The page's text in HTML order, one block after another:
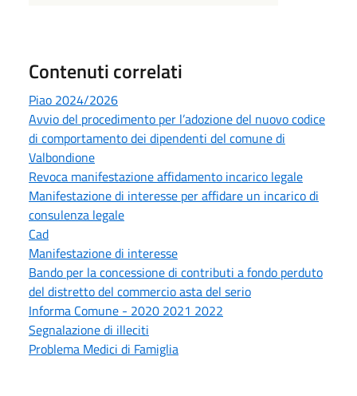
Contenuti correlati
Piao 2024/2026
Avvio del procedimento per l’adozione del nuovo codice
di comportamento dei dipendenti del comune di
Valbondione
Revoca manifestazione affidamento incarico legale
Manifestazione di interesse per affidare un incarico di
consulenza legale
Cad
Manifestazione di interesse
Bando per la concessione di contributi a fondo perduto
del distretto del commercio asta del serio
Informa Comune - 2020 2021 2022
Segnalazione di illeciti
Problema Medici di Famiglia